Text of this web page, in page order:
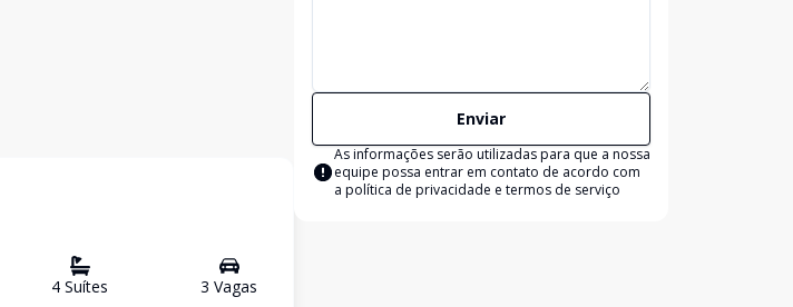
4 Suítes 3 Vagas
Enviar
As informações serão utilizadas para que a nossa
equipe possa entrar em contato de acordo com
a política de privacidade e termos de serviço